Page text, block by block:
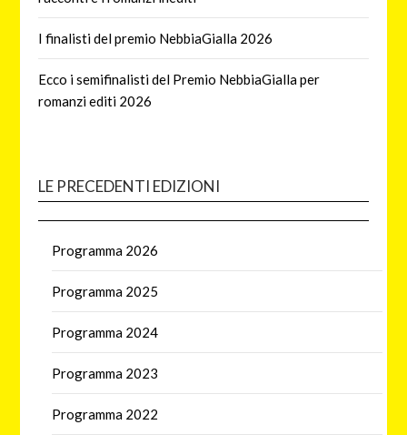
I finalisti del premio NebbiaGialla 2026
Ecco i semifinalisti del Premio NebbiaGialla per
romanzi editi 2026
LE PRECEDENTI EDIZIONI
Programma 2026
Programma 2025
Programma 2024
Programma 2023
Programma 2022